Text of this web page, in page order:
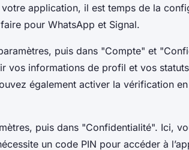
application, il est temps de la
pour WhatsApp et Signal.
puis dans "Compte" et
vos informations de profil et vos
également activer la vérification
puis dans "Confidentialité". Ici,
un code PIN pour accéder à